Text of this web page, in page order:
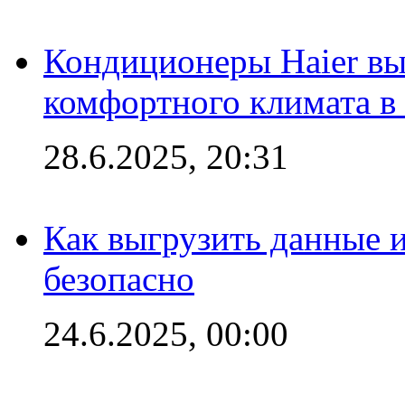
Кондиционеры Haier
комфортного климата
28.6.2025, 20:31
Как выгрузить данные
безопасно
24.6.2025, 00:00